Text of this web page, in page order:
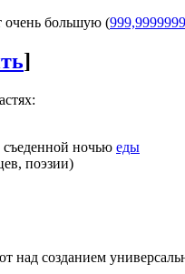
очень большую (
]
съеденной ночью еды
поэзии)
над созданием